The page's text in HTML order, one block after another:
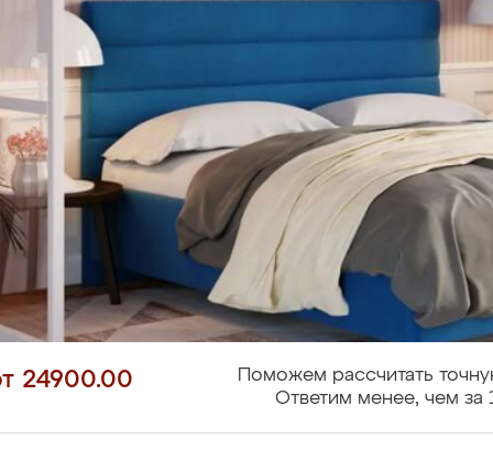
24900.00
Поможем рассчитать
Ответим менее, чем за